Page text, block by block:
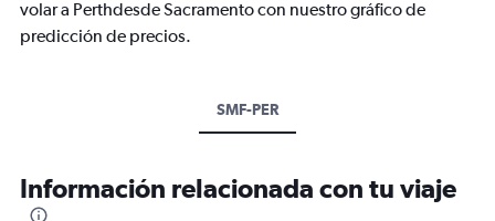
volar a Perthdesde Sacramento con nuestro gráfico de
predicción de precios.
SMF-PER
Información relacionada con tu viaje